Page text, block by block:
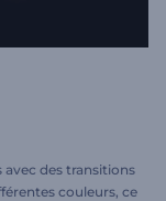
des transitions
couleurs, ce